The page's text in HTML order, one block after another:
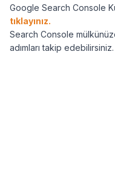
Google Search Console
tıklayınız.
Search Console
adımları takip edebilirsiniz.